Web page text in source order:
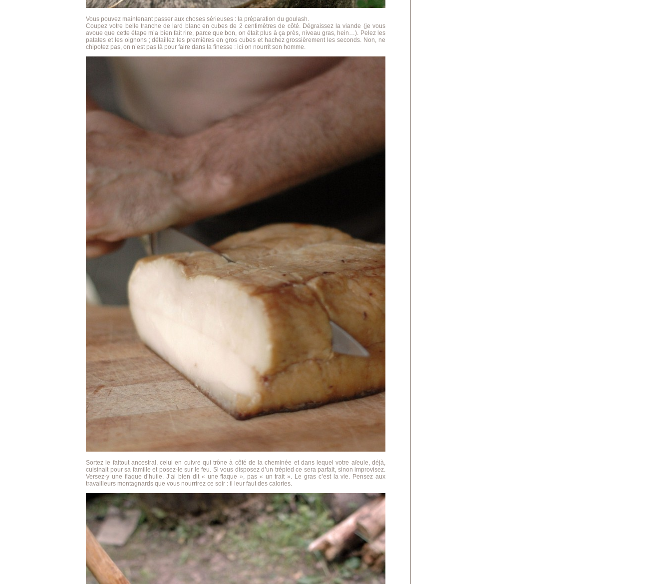
Vous pouvez maintenant passer aux choses sérieuses : la préparation du goulash.
Coupez votre belle tranche de lard blanc en cubes de 2 centimètres de côté. Dégraissez la viande (je vous
avoue que cette étape m’a bien fait rire, parce que bon, on était plus à ça près, niveau gras, hein…). Pelez les
patates et les oignons ; détaillez les premières en gros cubes et hachez grossièrement les seconds. Non, ne
chipotez pas, on n’est pas là pour faire dans la finesse : ici on nourrit son homme.
Sortez le faitout ancestral, celui en cuivre qui trône à côté de la cheminée et dans lequel votre aïeule, déjà,
cuisinait pour sa famille et posez-le sur le feu. Si vous disposez d’un trépied ce sera parfait, sinon improvisez.
Versez-y une flaque d’huile. J’ai bien dit « une flaque », pas « un trait ». Le gras c’est la vie. Pensez aux
travailleurs montagnards que vous nourrirez ce soir : il leur faut des calories.